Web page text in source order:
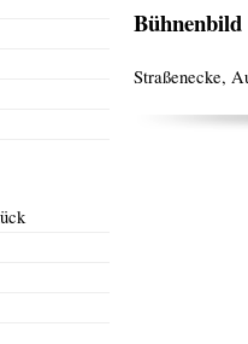
Bühnenbild
Straßenecke,